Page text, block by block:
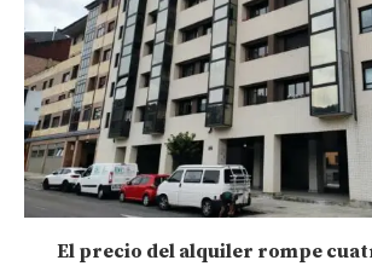
El precio del alquiler rompe